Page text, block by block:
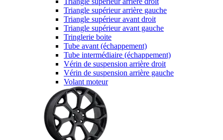
Triangle supérieur arrière gauche
Triangle supérieur avant droit
Triangle supérieur avant gauche
Tringlerie boite
Tube avant (échappement)
Tube intermédiaire (échappement)
Vérin de suspension arrière droit
Vérin de suspension arrière gauche
Volant moteur